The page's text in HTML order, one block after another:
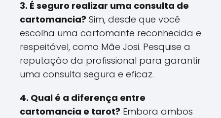
3. É seguro realizar uma consulta de
cartomancia? Sim, desde que você
escolha uma cartomante reconhecida e
respeitável, como Mãe Josi. Pesquise a
reputação da profissional para garantir
uma consulta segura e eficaz.
4. Qual é a diferença entre
cartomancia e tarot? Embora ambos